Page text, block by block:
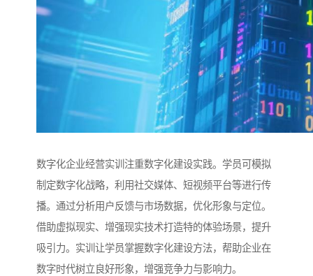
数字化企业经营实训注重数字化建设实践。学员可模拟
制定数字化战略，利用社交媒体、短视频平台等进行传
播。通过分析用户反馈与市场数据，优化形象与定位。
借助虚拟现实、增强现实技术打造特的体验场景，提升
吸引力。实训让学员掌握数字化建设方法，帮助企业在
数字时代树立良好形象，增强竞争力与影响力。​